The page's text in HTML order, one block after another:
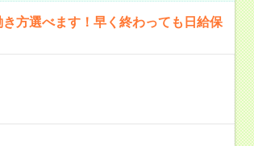
方選べます！早く終わっても日給保